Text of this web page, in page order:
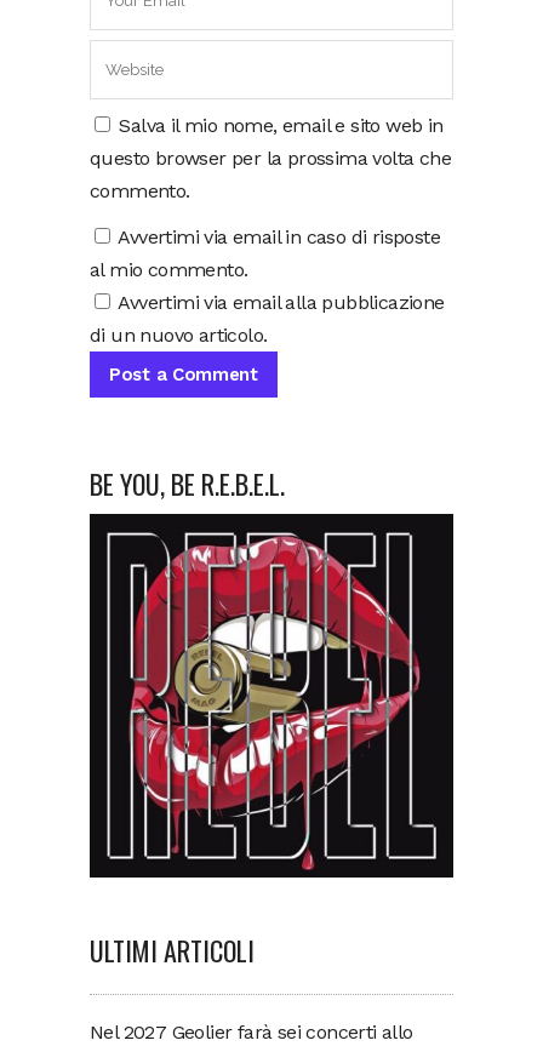
Salva il mio nome, email e sito web in
questo browser per la prossima volta che
commento.
Avvertimi via email in caso di risposte
al mio commento.
Avvertimi via email alla pubblicazione
di un nuovo articolo.
BE YOU, BE R.E.B.E.L.
ULTIMI ARTICOLI
Nel 2027 Geolier farà sei concerti allo